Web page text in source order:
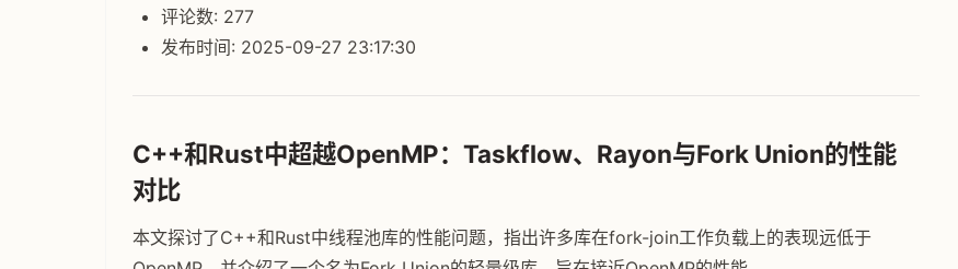
评论数: 277
发布时间: 2025-09-27 23:17:30
C++和Rust中超越OpenMP：Taskflow、Rayon与Fork Union的性能
对比
本文探讨了C++和Rust中线程池库的性能问题，指出许多库在fork-join工作负载上的表现远低于